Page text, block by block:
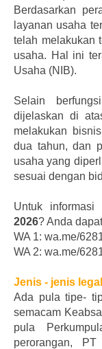
Berdasarkan
layanan usaha
telah melakukan
usaha. Hal ini
Usaha (NIB).
Selain
dijelaskan di
melakukan
dua tahun, dan
usaha yang
sesuai dengan
Untuk informasi
2026? Anda
WA 1: wa.me/
WA 2: wa.me/
Jenis - jenis
Ada pula tipe-
semacam
pula
perorangan,